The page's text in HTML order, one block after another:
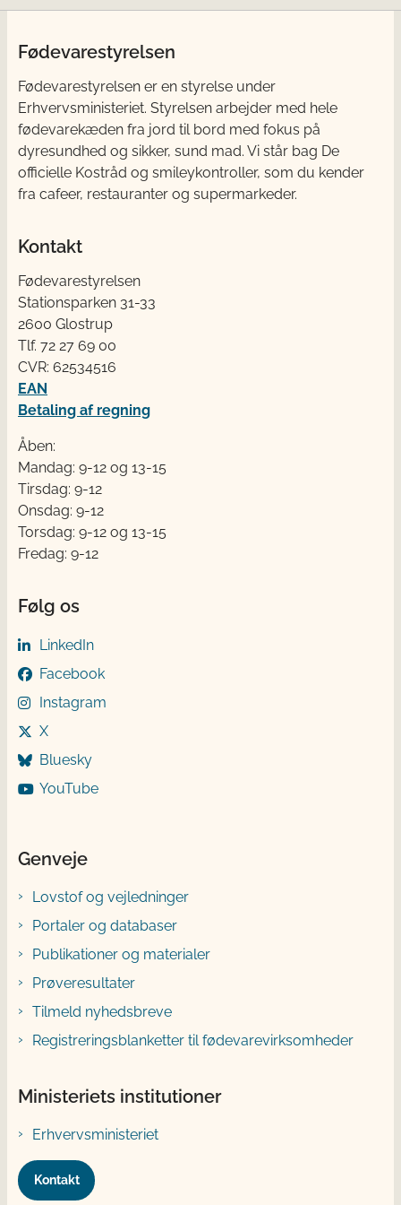
Fødevarestyrelsen
Fødevarestyrelsen er en styrelse under
Erhvervsministeriet. Styrelsen arbejder med hele
fødevarekæden fra jord til bord med fokus på
dyresundhed og sikker, sund mad. Vi står bag De
officielle Kostråd og smileykontroller, som du kender
fra cafeer, restauranter og supermarkeder.
Kontakt
Fødevarestyrelsen
Stationsparken 31-33
2600 Glostrup
Tlf. 72 2​​​7 69 00
CVR: 62534516
EAN
Betaling af regning
Åben:
Mandag: 9-12 og 13-15
Tirsdag: 9-12
Onsdag: 9-12
Torsdag: 9-12 og 13-15
Fredag: 9-12
Følg os
LinkedIn
Facebook
Instagram
X
Bluesky
YouTube
Genveje
Lovstof og vejledninger
Portaler og databaser
Publikationer og materialer
Prøveresultater
Tilmeld nyhedsbreve
Registreringsblanketter til fødevarevirksomheder
Ministeriets institutioner
Erhvervsministeriet
Kontakt